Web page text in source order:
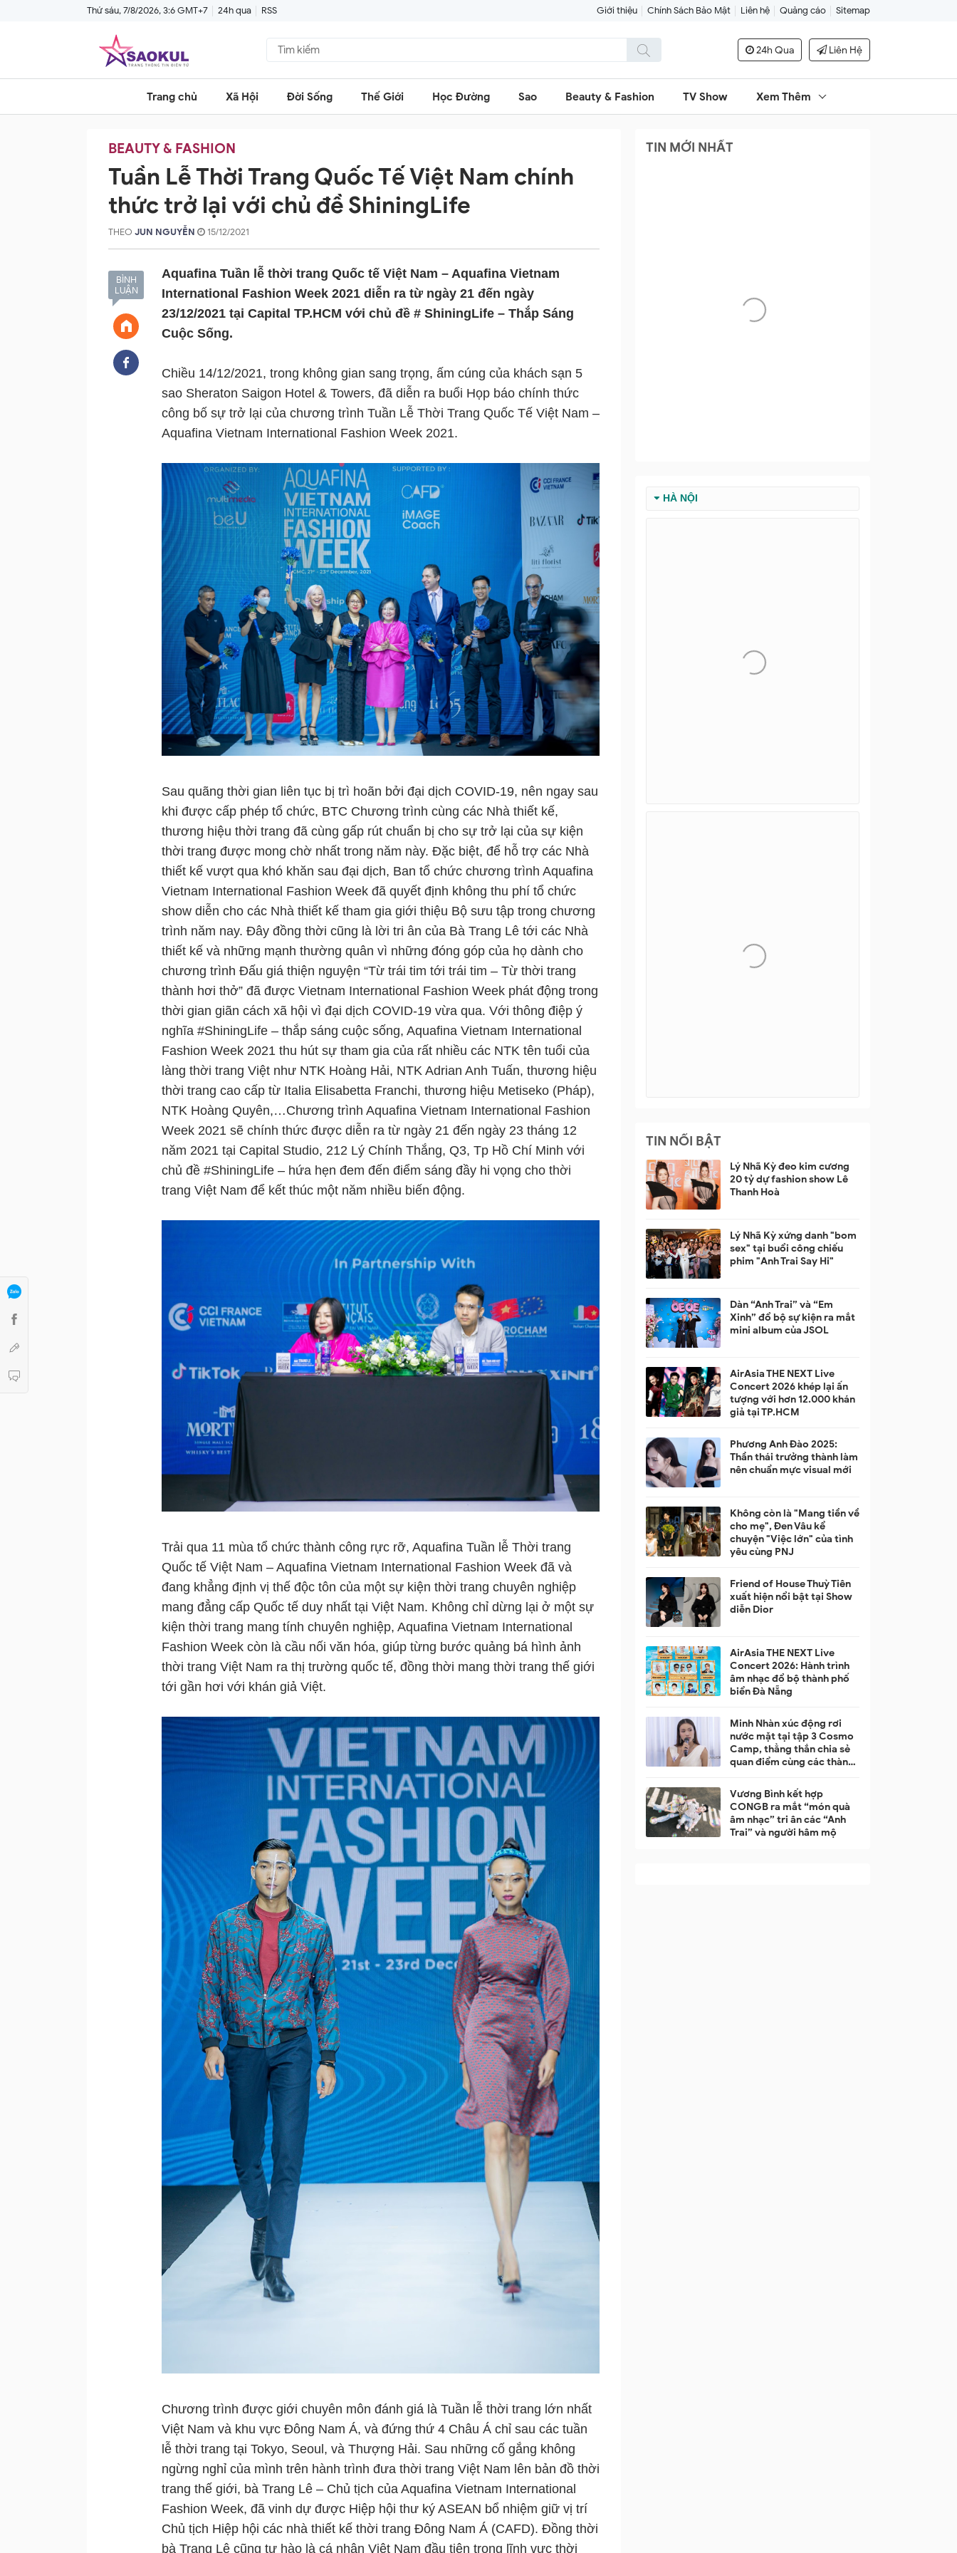
Thứ sáu, 7/8/2026, 3:6 GMT+7 24h qua RSS Giới thiệu Chính Sách Bảo Mật Liên hệ Quảng cáo Sitemap
24h Qua Liên Hệ
Trang chủ Xã Hội Đời Sống Thế Giới Học Đường Sao Beauty & Fashion TV Show Xem Thêm
BEAUTY & FASHION
Tuần Lễ Thời Trang Quốc Tế Việt Nam chính
thức trở lại với chủ đề ShiningLife
THEO JUN NGUYỄN 15/12/2021
BÌNH
LUẬN
Aquafina Tuần lễ thời trang Quốc tế Việt Nam – Aquafina Vietnam
International Fashion Week 2021 diễn ra từ ngày 21 đến ngày
23/12/2021 tại Capital TP.HCM với chủ đề # ShiningLife – Thắp Sáng
Cuộc Sống.
Chiều 14/12/2021, trong không gian sang trọng, ấm cúng của khách sạn 5
sao Sheraton Saigon Hotel & Towers, đã diễn ra buổi Họp báo chính thức
công bố sự trở lại của chương trình Tuần Lễ Thời Trang Quốc Tế Việt Nam –
Aquafina Vietnam International Fashion Week 2021.
Sau quãng thời gian liên tục bị trì hoãn bởi đại dịch COVID-19, nên ngay sau
khi được cấp phép tổ chức, BTC Chương trình cùng các Nhà thiết kế,
thương hiệu thời trang đã cùng gấp rút chuẩn bị cho sự trở lại của sự kiện
thời trang được mong chờ nhất trong năm này. Đặc biệt, để hỗ trợ các Nhà
thiết kế vượt qua khó khăn sau đại dịch, Ban tổ chức chương trình Aquafina
Vietnam International Fashion Week đã quyết định không thu phí tổ chức
show diễn cho các Nhà thiết kế tham gia giới thiệu Bộ sưu tập trong chương
trình năm nay. Đây đồng thời cũng là lời tri ân của Bà Trang Lê tới các Nhà
thiết kế và những mạnh thường quân vì những đóng góp của họ dành cho
chương trình Đấu giá thiện nguyện “Từ trái tim tới trái tim – Từ thời trang
thành hơi thở” đã được Vietnam International Fashion Week phát động trong
thời gian giãn cách xã hội vì đại dịch COVID-19 vừa qua. Với thông điệp ý
nghĩa #ShiningLife – thắp sáng cuộc sống, Aquafina Vietnam International
Fashion Week 2021 thu hút sự tham gia của rất nhiều các NTK tên tuổi của
làng thời trang Việt như NTK Hoàng Hải, NTK Adrian Anh Tuấn, thương hiệu
thời trang cao cấp từ Italia Elisabetta Franchi, thương hiệu Metiseko (Pháp),
NTK Hoàng Quyên,…Chương trình Aquafina Vietnam International Fashion
Week 2021 sẽ chính thức được diễn ra từ ngày 21 đến ngày 23 tháng 12
năm 2021 tại Capital Studio, 212 Lý Chính Thắng, Q3, Tp Hồ Chí Minh với
chủ đề #ShiningLife – hứa hẹn đem đến điểm sáng đầy hi vọng cho thời
trang Việt Nam để kết thúc một năm nhiều biến động.
Trải qua 11 mùa tổ chức thành công rực rỡ, Aquafina Tuần lễ Thời trang
Quốc tế Việt Nam – Aquafina Vietnam International Fashion Week đã và
đang khẳng định vị thế độc tôn của một sự kiện thời trang chuyên nghiệp
mang đẳng cấp Quốc tế duy nhất tại Việt Nam. Không chỉ dừng lại ở một sự
kiện thời trang mang tính chuyên nghiệp, Aquafina Vietnam International
Fashion Week còn là cầu nối văn hóa, giúp từng bước quảng bá hình ảnh
thời trang Việt Nam ra thị trường quốc tế, đồng thời mang thời trang thế giới
tới gần hơi với khán giả Việt.
Chương trình được giới chuyên môn đánh giá là Tuần lễ thời trang lớn nhất
Việt Nam và khu vực Đông Nam Á, và đứng thứ 4 Châu Á chỉ sau các tuần
lễ thời trang tại Tokyo, Seoul, và Thượng Hải. Sau những cố gắng không
ngừng nghỉ của mình trên hành trình đưa thời trang Việt Nam lên bản đồ thời
trang thế giới, bà Trang Lê – Chủ tịch của Aquafina Vietnam International
Fashion Week, đã vinh dự được Hiệp hội thư ký ASEAN bổ nhiệm giữ vị trí
Chủ tịch Hiệp hội các nhà thiết kế thời trang Đông Nam Á (CAFD). Đồng thời
bà Trang Lê cũng tự hào là cá nhân Việt Nam đầu tiên trong lĩnh vực thời
TIN MỚI NHẤT
HÀ NỘI
TIN NỔI BẬT
Lý Nhã Kỳ đeo kim cương
20 tỷ dự fashion show Lê
Thanh Hoà
Lý Nhã Kỳ xứng danh "bom
sex" tại buổi công chiếu
phim "Anh Trai Say Hi"
Dàn “Anh Trai” và “Em
Xinh” đổ bộ sự kiện ra mắt
mini album của JSOL
AirAsia THE NEXT Live
Concert 2026 khép lại ấn
tượng với hơn 12.000 khán
giả tại TP.HCM
Phương Anh Đào 2025:
Thần thái trưởng thành làm
nên chuẩn mực visual mới
Không còn là "Mang tiền về
cho mẹ", Đen Vâu kể
chuyện "Việc lớn" của tình
yêu cùng PNJ
Friend of House Thuỳ Tiên
xuất hiện nổi bật tại Show
diễn Dior
AirAsia THE NEXT Live
Concert 2026: Hành trình
âm nhạc đổ bộ thành phố
biển Đà Nẵng
Minh Nhàn xúc động rơi
nước mặt tại tập 3 Cosmo
Camp, thẳng thắn chia sẻ
quan điểm cùng các thành
Vương Bình kết hợp
CONGB ra mắt “món quà
âm nhạc” tri ân các “Anh
Trai” và người hâm mộ